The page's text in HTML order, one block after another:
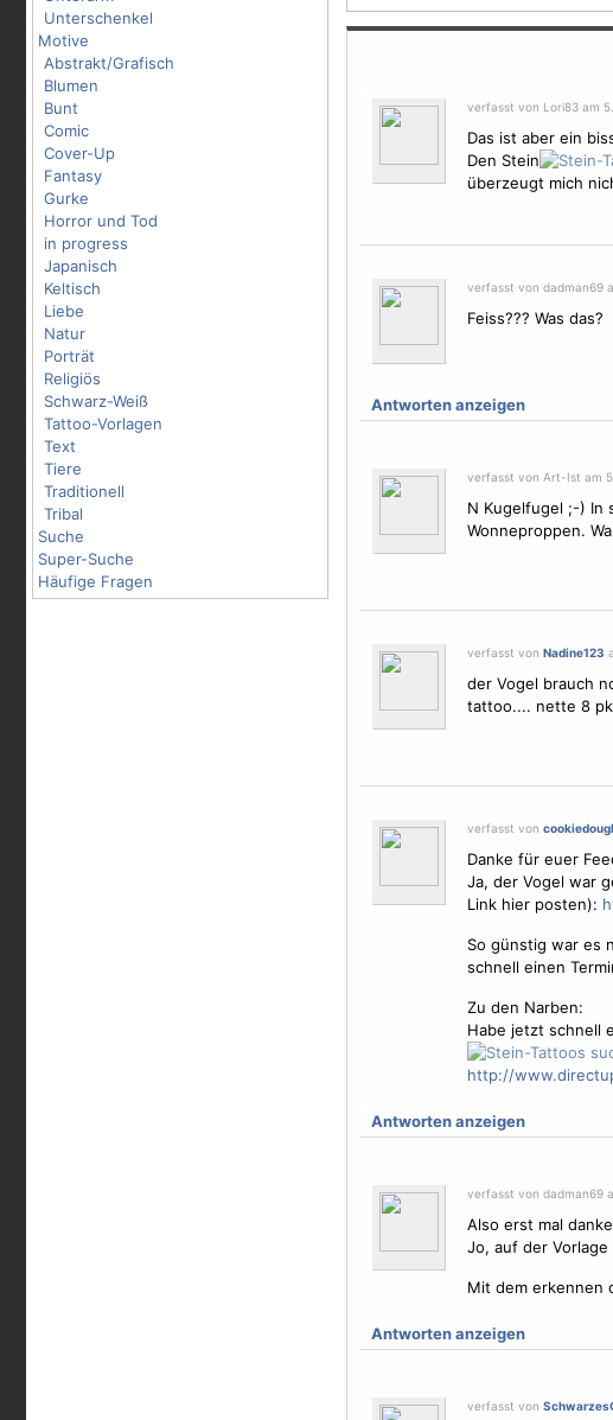
Unterschenkel
Motive
Abstrakt/Grafisch
Blumen
Bunt
Comic
Cover-Up
Fantasy
Gurke
Horror und Tod
in progress
Japanisch
Keltisch
Liebe
Natur
Porträt
Religiös
Schwarz-Weiß
Tattoo-Vorlagen
Text
Tiere
Traditionell
Tribal
Suche
Super-Suche
Häufige Fragen
verfasst von Lori83 am
Das ist aber ein
Den Stein
überzeugt mich
verfasst von dadman69
Feiss??? Was das?
Antworten anzeigen
verfasst von Art-Ist am
N Kugelfugel ;-) In
Wonneproppen.
verfasst von Nadine123
der Vogel brauch
tattoo.... nette 8
verfasst von
Danke für euer
Ja, der Vogel war
Link hier posten):
So günstig war es
schnell einen
Zu den Narben:
Habe jetzt schnell
http://
Antworten anzeigen
verfasst von dadman69
Also erst mal
Jo, auf der Vorlage
Mit dem erkennen
Antworten anzeigen
verfasst von